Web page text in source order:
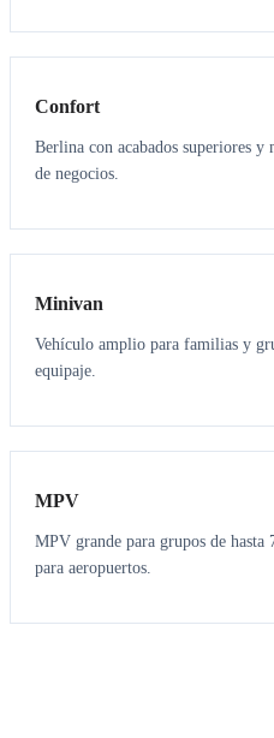
3 3
Confort
Berlina con acabados superiores y
de negocios.
6 5
Minivan
Vehículo amplio para familias y
equipaje.
7 7
MPV
MPV grande para grupos de hasta
para aeropuertos.